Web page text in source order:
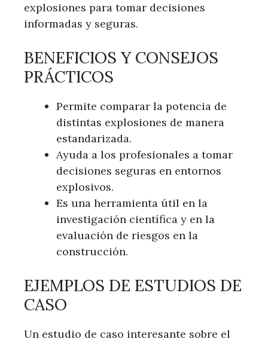
explosiones para tomar decisiones
informadas y seguras.
BENEFICIOS Y CONSEJOS
PRÁCTICOS
Permite comparar la potencia de
distintas explosiones de manera
estandarizada.
Ayuda a los profesionales a tomar
decisiones seguras en entornos
explosivos.
Es una herramienta útil en la
investigación científica y en la
evaluación de riesgos en la
construcción.
EJEMPLOS DE ESTUDIOS DE
CASO
Un estudio de caso interesante sobre el